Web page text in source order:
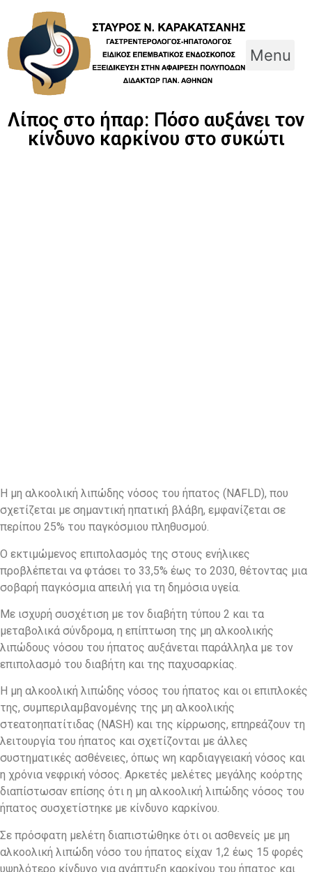
content
Menu
Λίπος στο ήπαρ: Πόσο αυξάνει τον
κίνδυνο καρκίνου στο συκώτι
Η μη αλκοολική λιπώδης νόσος του ήπατος (NAFLD), που
σχετίζεται με σημαντική ηπατική βλάβη, εμφανίζεται σε
περίπου 25% του παγκόσμιου πληθυσμού.
Ο εκτιμώμενος επιπολασμός της στους ενήλικες
προβλέπεται να φτάσει το 33,5% έως το 2030, θέτοντας μια
σοβαρή παγκόσμια απειλή για τη δημόσια υγεία.
Με ισχυρή συσχέτιση με τον διαβήτη τύπου 2 και τα
μεταβολικά σύνδρομα, η επίπτωση της μη αλκοολικής
λιπώδους νόσου του ήπατος αυξάνεται παράλληλα με τον
επιπολασμό του διαβήτη και της παχυσαρκίας.
Η μη αλκοολική λιπώδης νόσος του ήπατος και οι επιπλοκές
της, συμπεριλαμβανομένης της μη αλκοολικής
στεατοηπατίτιδας (NASH) και της κίρρωσης, επηρεάζουν τη
λειτουργία του ήπατος και σχετίζονται με άλλες
συστηματικές ασθένειες, όπως wη καρδιαγγειακή νόσος και
η χρόνια νεφρική νόσος. Αρκετές μελέτες μεγάλης κοόρτης
διαπίστωσαν επίσης ότι η μη αλκοολική λιπώδης νόσος του
ήπατος συσχετίστηκε με κίνδυνο καρκίνου.
Σε πρόσφατη μελέτη διαπιστώθηκε ότι οι ασθενείς με μη
αλκοολική λιπώδη νόσο του ήπατος είχαν 1,2 έως 15 φορές
υψηλότερο κίνδυνο για ανάπτυξη καρκίνου του ήπατος και